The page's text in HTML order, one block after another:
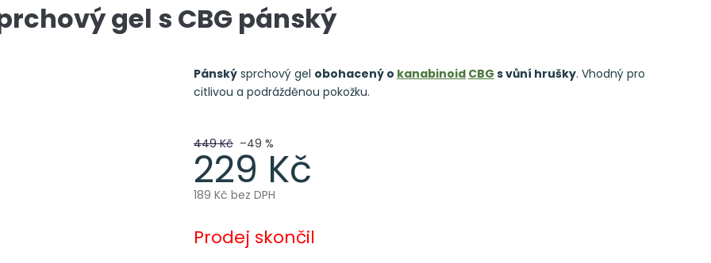
gel s CBG pánský
449 Kč –49 %
229 Kč
189 Kč bez DPH
cena:
Prodej skončil
Pánský sprchový gel obohacený o kanabinoid CBG s vůní hrušky. Vhodný pro
citlivou a podrážděnou pokožku.